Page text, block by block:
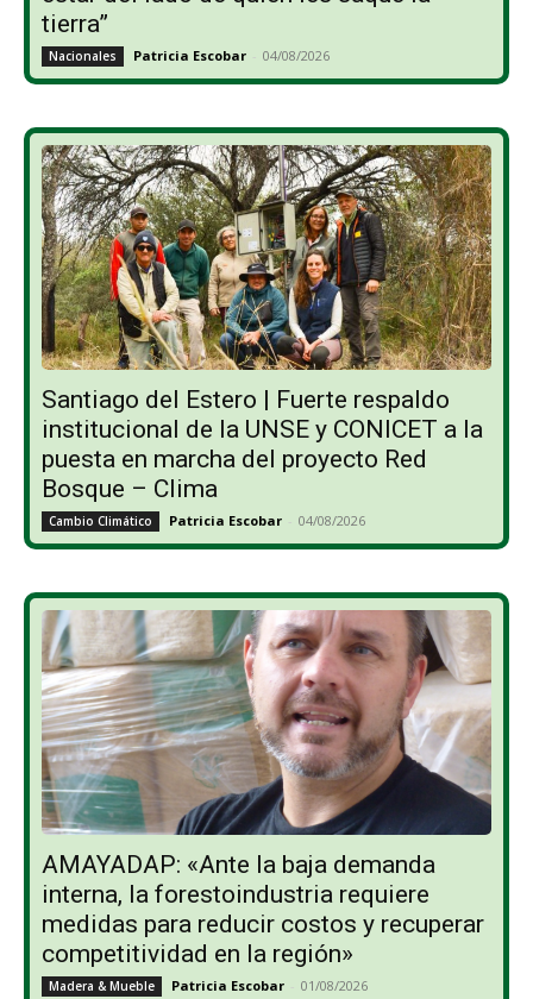
tierra”
Nacionales Patricia Escobar - 04/08/2026
Santiago del Estero | Fuerte respaldo
institucional de la UNSE y CONICET a la
puesta en marcha del proyecto Red
Bosque – Clima
Cambio Climático Patricia Escobar - 04/08/2026
AMAYADAP: «Ante la baja demanda
interna, la forestoindustria requiere
medidas para reducir costos y recuperar
competitividad en la región»
Madera & Mueble Patricia Escobar - 01/08/2026